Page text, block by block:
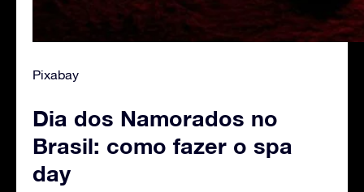
Pixabay
Dia dos Namorados no
Brasil: como fazer o spa
day